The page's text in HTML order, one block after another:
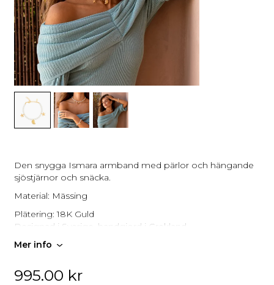
Den snygga Ismara armband med pärlor och hängande
sjöstjärnor och snäcka.
Material: Mässing
Plätering: 18K Guld
Designad i Sverige, handgjord i Grekland
Mer info
995.00 kr